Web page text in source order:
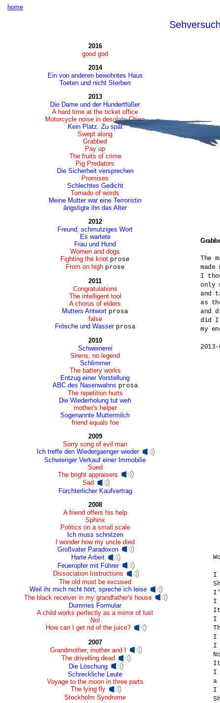
home
2016
good god
2014
Ein von anderen bewohntes Haus
Toeten und nicht Sterben
2013
Die Dame und der Hundertfüßer
A hard time at the ticket office
Motorcycle noise in desolate China
Kein Platz. Zu spät
Swept along
Grabbed
Pay up
The fruits of crime
Pig Predators
Die Sicherheit versprechen
Promises
Schlechtes Gedicht
Tornado of words
Meine Mutter war eine Terroristin
ängstigte ihn das Alter
2012
Freund, schmutziges Wort
Es wartete
Frau und Hund
Women and dogs
Fighting the knot prose
From on high prose
2011
Congratulations
The intelligent tool
A chorus of elders
Mutters Antwort prosa
false
Frösche und Wasser prosa
2010
Schweinerei
Sirens, no legend
Schlimmer
The battery works
Entzug einer Vorstellung
ABC des Nasenwahns prosa
The repetition hurts
Die Wiederholung tut weh
mother's helper
Sogenannte Muttermilch
friend equals foe
2009
Sorry song of evil man
Ich treffe den Wiedergaenger wieder
Schwieriger Verkauf einer Immobilie
Sued
The bright appraisers
Sad
Fürchterlicher Kaufvertrag
2008
A friend offers his help
Sphinx
Politics on a small scale
Ich muss schnitzen
I wonder how my uncle died
Großvater Paradoxon
Harte Arbeit
Feueropfer mit Führer
Dissociation Instructions
The old must be excused
Weil ihr mich nicht hört, spreche ich leise
The black receiver in my grandfather's house
Dummes Formular
A child works perfectly as a mirror of lust
No!
How can I get rid of the juice?
2007
Grandmother, mother and I
The drivelling dead
Die Löschung
Schreckliche Leute
Voyage to the moon in three parts
The lying fly
Stockholm Syndrome
The
I
only
and
as
and
did I
my
I
I
It
I
I
I
It
I
a
I